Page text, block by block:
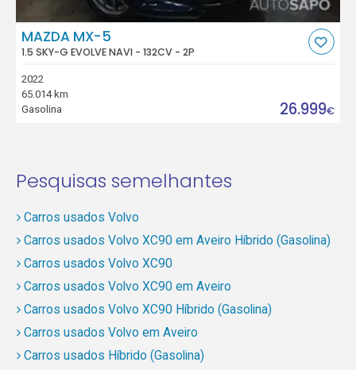
MAZDA MX-5
1.5 SKY-G EVOLVE NAVI - 132CV - 2P
2022
65.014 km
Gasolina
26.999€
Pesquisas semelhantes
Carros usados Volvo
Carros usados Volvo XC90 em Aveiro Híbrido (Gasolina)
Carros usados Volvo XC90
Carros usados Volvo XC90 em Aveiro
Carros usados Volvo XC90 Híbrido (Gasolina)
Carros usados Volvo em Aveiro
Carros usados Híbrido (Gasolina)